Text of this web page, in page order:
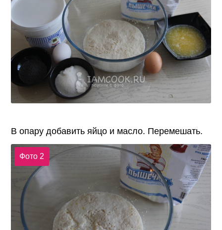
В опару добавить яйцо и масло. Перемешать.
Фото 2